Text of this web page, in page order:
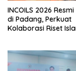
INCOILS 2026
di Padang, Perkuat
Kolaborasi Riset